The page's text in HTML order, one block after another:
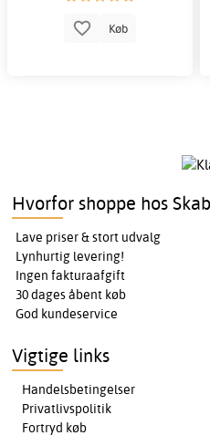
Køb
Hvorfor shoppe hos
Lave priser & stort udvalg
Lynhurtig levering!
Ingen fakturaafgift
30 dages åbent køb
God kundeservice
Vigtige links
Handelsbetingelser
Privatlivspolitik
Fortryd køb